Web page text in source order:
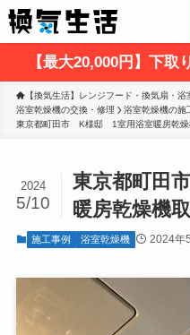
【最大20,000円】下
【換気生活】レンジフード・換気扇・浴
浴室乾燥機の交換・修理
浴室乾燥機の施
東京都町田市　K様邸　1室用浴室暖房乾
東京都町田
暖房乾燥機
2024
5/10
施工事例 浴室乾燥機 2024年